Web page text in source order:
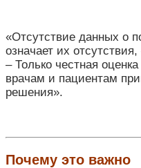
«Отсутствие данных о
означает их отсутствия,
–Только честная
врачам и пациентам
решения».
Почему это важно